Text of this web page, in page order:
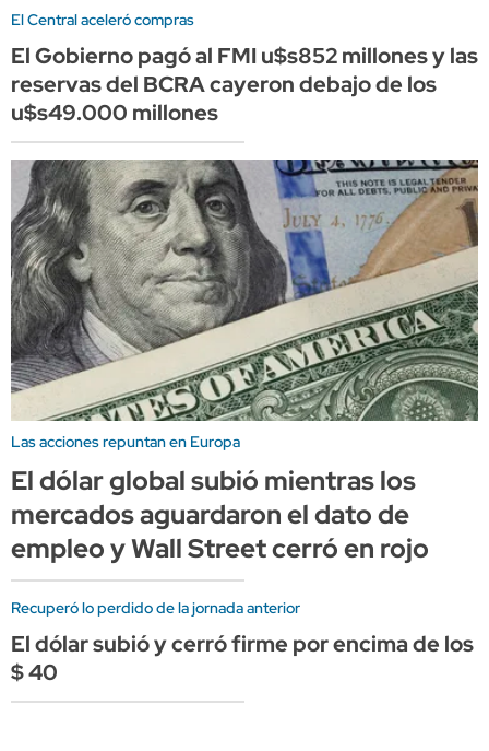
El Central aceleró compras
El Gobierno pagó al FMI u$s852 millones y las
reservas del BCRA cayeron debajo de los
u$s49.000 millones
Las acciones repuntan en Europa
El dólar global subió mientras los
mercados aguardaron el dato de
empleo y Wall Street cerró en rojo
Recuperó lo perdido de la jornada anterior
El dólar subió y cerró firme por encima de los
$ 40